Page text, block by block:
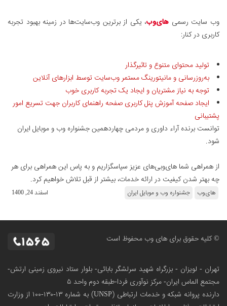
وب سایت رسمی های‌وب، یکی از برترین وب‌سایت‌ها در زمینه بهبود تجربه
کاربری در کنار:
تولید محتوای متنوع و تاثیرگذار
به‌روزرسانی و مانیتورینگ مستمر وب‌سایت توسط ابزارهای آنلاین
توجه به نیاز مشتریان و ایجاد یک تجربه کاربری خوب
ایجاد صفحه آموزش پنل کاربری صفحه راهنمای کاربران جهت تسریع امور
پشتیبانی
توانست برنده آراء داوری و مردمی چهاردهمین جشنواره وب و موبایل ایران
شود.
از همراهی شما های‌وبی‌های عزیز سپاسگزاریم و به پاس این همراهی برای هر
چه بهتر شدن کیفیت در ارائه خدمات، بیشتر از قبل تلاش خواهیم کرد.
های‌وب جشنواره وب و موبایل ایران اسفند 24, 1400
© کلیه حقوق برای های وب محفوظ است
تهران - لویزان - بزرگراه شهید سرلشگر بابائی- بلوار ستاد نیروی زمینی ارتش-
مجتمع الماس ایران- مرکز نوآوری فردا-طبقه دوم واحد ۵
دارنده پروانه شبکه و خدمات ارتباطی (UNSP) به شماره ۱۳-۱۳۰-۱۰۰
از وزارت